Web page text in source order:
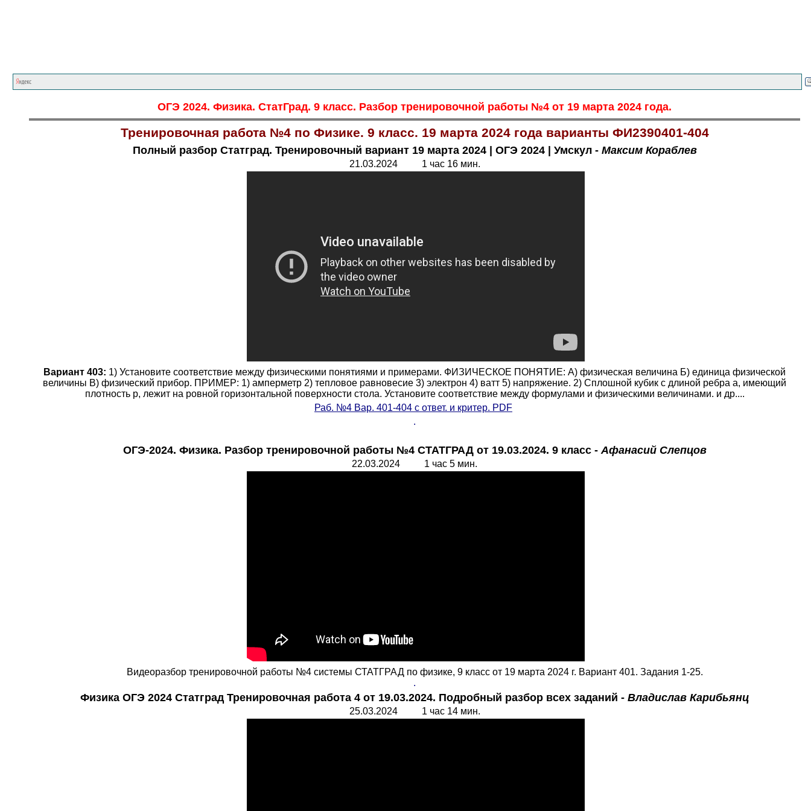
ОГЭ 2024. Физика. СтатГрад. 9 класс. Разбор тренировочной работы №4 от 19 марта 2024 года.
Тренировочная работа №4 по Физике. 9 класс. 19 марта 2024 года варианты ФИ2390401-404
Полный разбор Статград. Тренировочный вариант 19 марта 2024 | ОГЭ 2024 | Умскул - Максим Кораблев
21.03.2024 1 час 16 мин.
Вариант 403: 1) Установите соответствие между физическими понятиями и примерами. ФИЗИЧЕСКОЕ ПОНЯТИЕ: A) физическая величина Б) единица физической
величины B) физический прибор. ПРИМЕР: 1) амперметр 2) тепловое равновесие 3) электрон 4) ватт 5) напряжение. 2) Сплошной кубик с длиной ребра а, имеющий
плотность р, лежит на ровной горизонтальной поверхности стола. Установите соответствие между формулами и физическими величинами. и др....
Раб. №4 Вар. 401-404 с ответ. и критер. PDF
.
ОГЭ-2024. Физика. Разбор тренировочной работы №4 СТАТГРАД от 19.03.2024. 9 класс -Афанасий Слепцов
22.03.2024 1 час 5 мин.
Видеоразбор тренировочной работы №4 системы СТАТГРАД по физике, 9 класс от 19 марта 2024 г. Вариант 401. Задания 1-25.
.
Физика ОГЭ 2024 Статград Тренировочная работа 4 от 19.03.2024. Подробный разбор всех заданий - Владислав Карибьянц
25.03.2024 1 час 14 мин.